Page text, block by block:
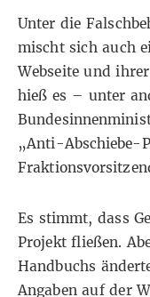
Unter die
mischt sich auch
Webseite und
hieß es – unter
„Anti-Abschiebe-
Es stimmt, dass
Projekt fließen.
Handbuchs
Angaben auf der